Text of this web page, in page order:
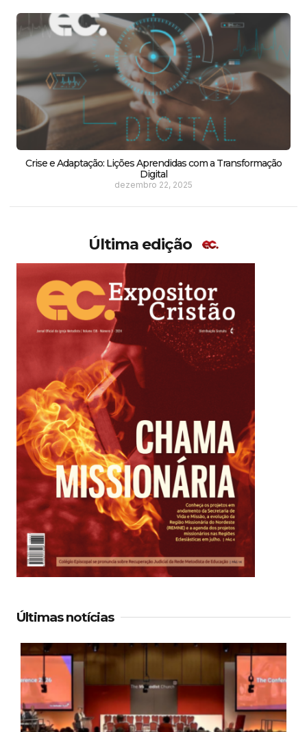
Crise e Adaptação: Lições Aprendidas com a Transformação
Digital
dezembro 22, 2025
Última edição
Últimas notícias